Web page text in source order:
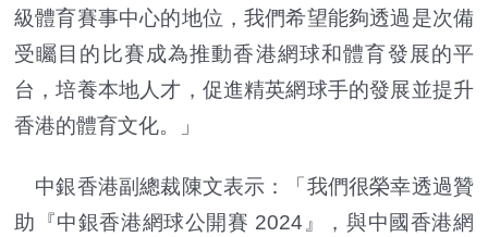
級體育賽事中心的地位，我們希望能夠透過是次備
受矚目的比賽成為推動香港網球和體育發展的平
台，培養本地人才，促進精英網球手的發展並提升
香港的體育文化。」
中銀香港副總裁陳文表示：「我們很榮幸透過贊
助『中銀香港網球公開賽 2024』，與中國香港網